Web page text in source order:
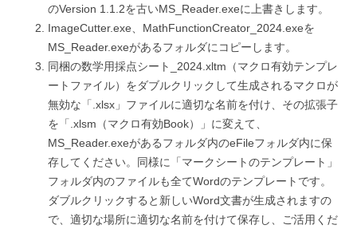
のVersion 1.1.2を古いMS_Reader.exeに上書きします。
ImageCutter.exe、MathFunctionCreator_2024.exeを
MS_Reader.exeがあるフォルダにコピーします。
同梱の数学用採点シート_2024.xltm（マクロ有効テンプレ
ートファイル）をダブルクリックして生成されるマクロが
無効な「.xlsx」ファイルに適切な名前を付け、その拡張子
を「.xlsm（マクロ有効Book）」に変えて、
MS_Reader.exeがあるフォルダ内のeFileフォルダ内に保
存してください。同様に「マークシートのテンプレート」
フォルダ内のファイルも全てWordのテンプレートです。
ダブルクリックすると新しいWord文書が生成されますの
で、適切な場所に適切な名前を付けて保存し、ご活用くだ